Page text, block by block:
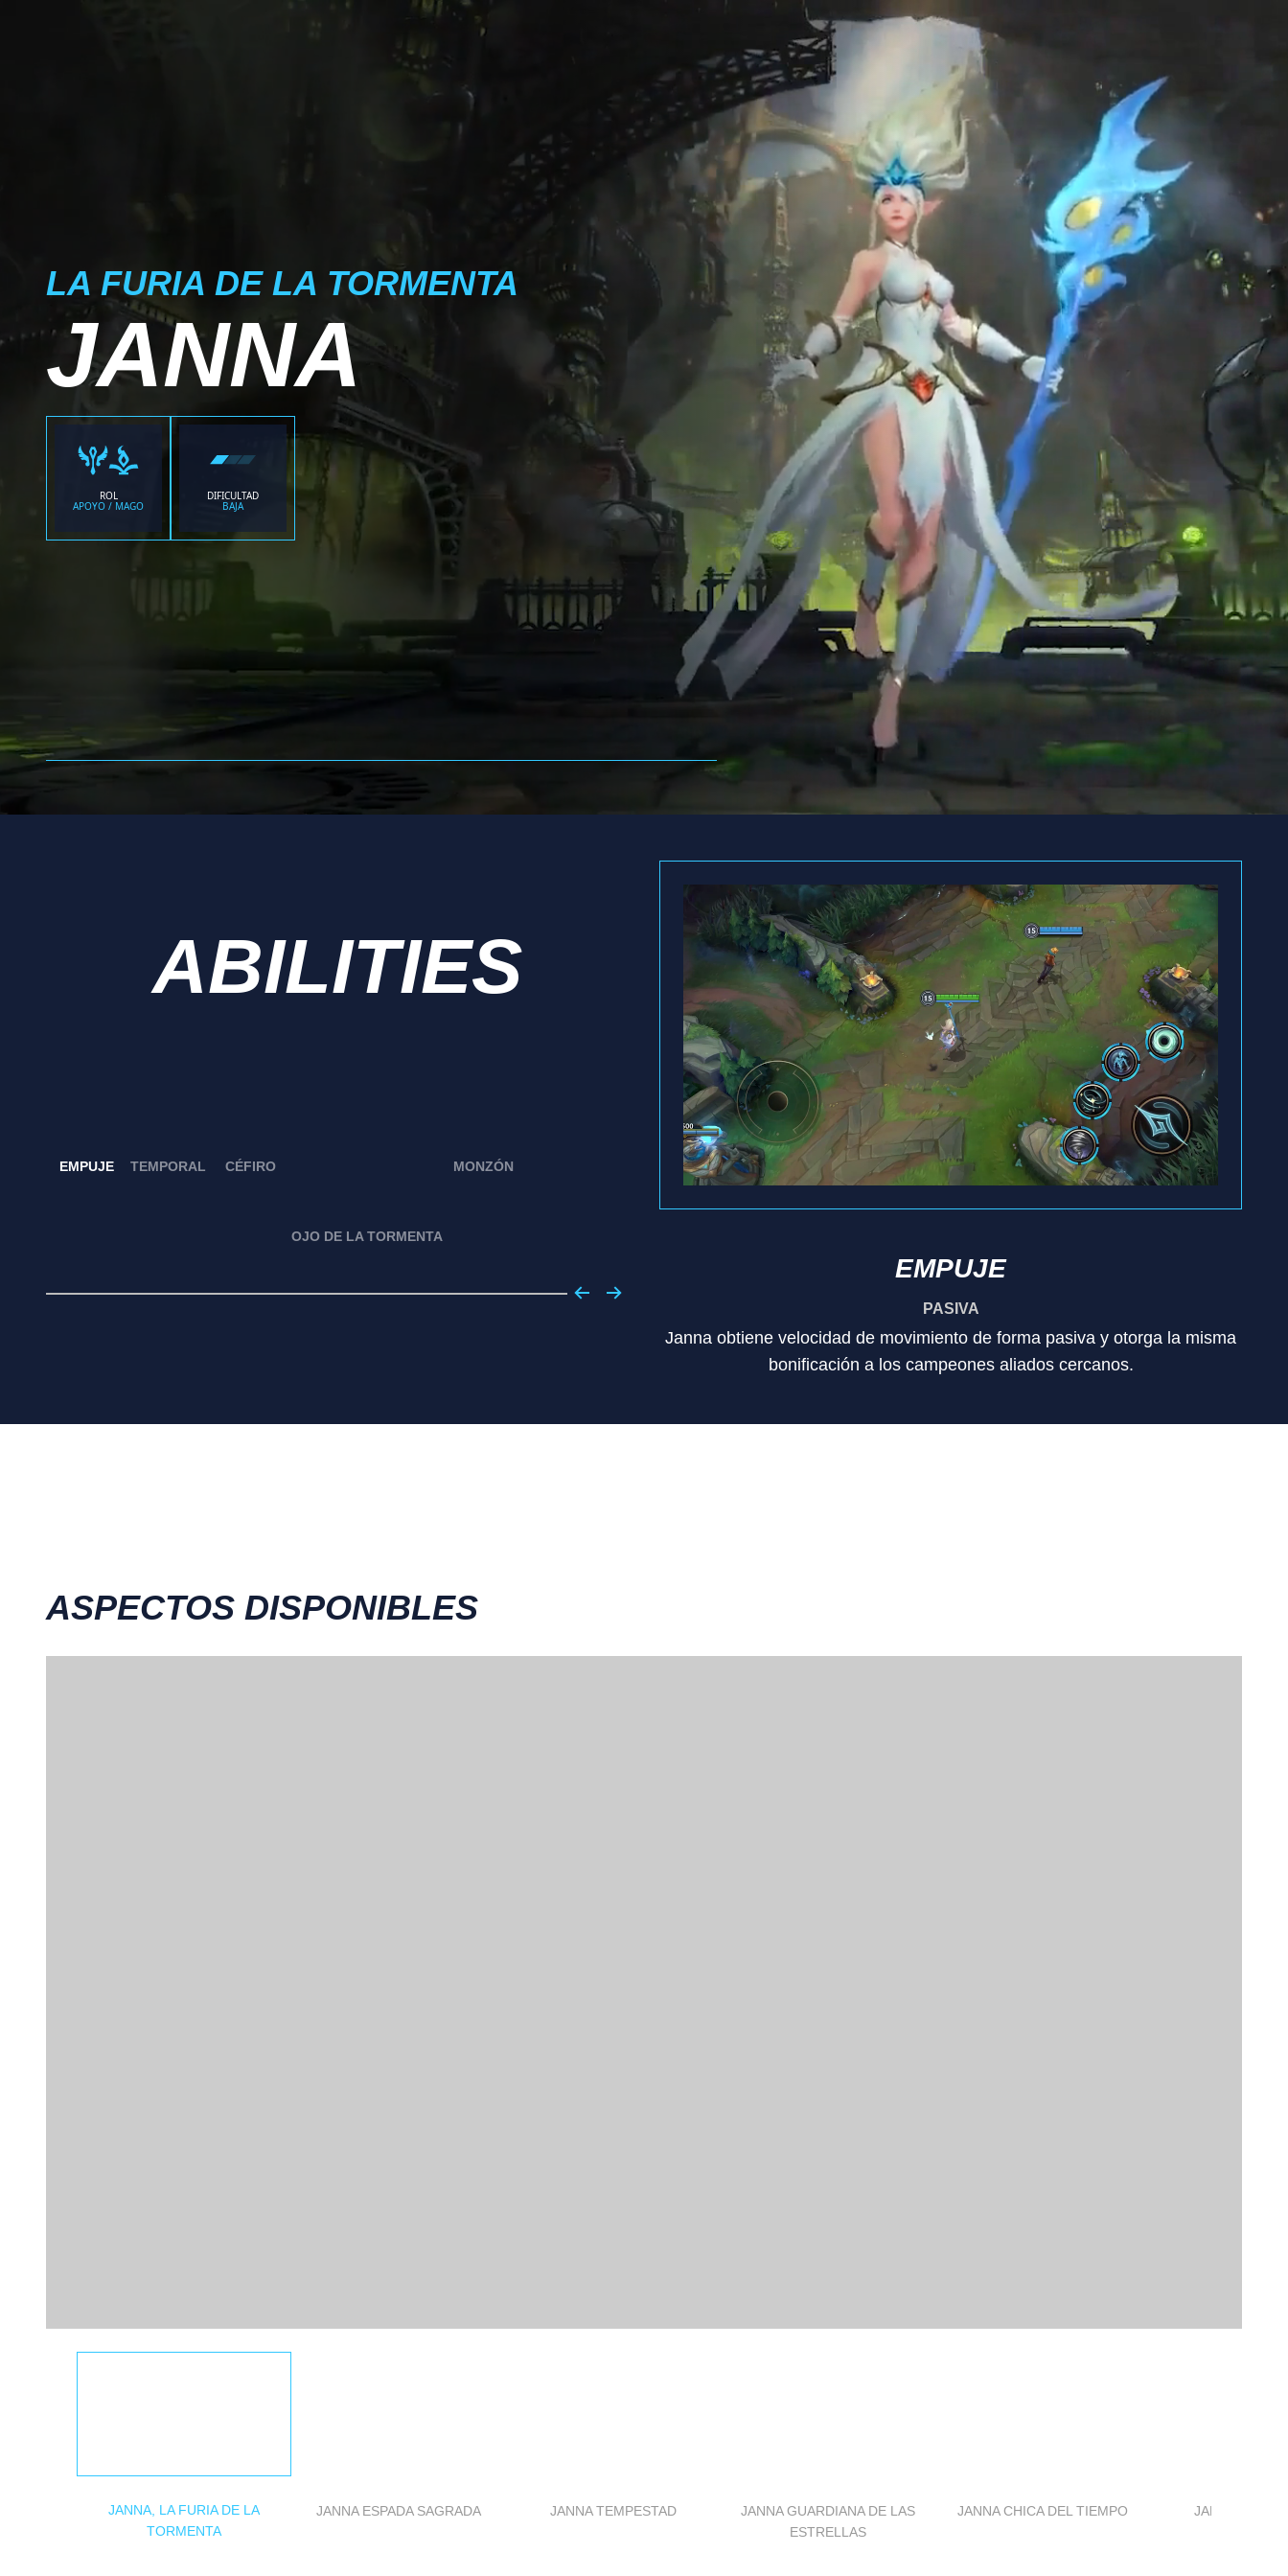
LA FURIA DE LA TORMENTA
JANNA
ROL
APOYO / MAGO
DIFICULTAD
BAJA
ABILITIES
EMPUJE TEMPORAL CÉFIRO
OJO DE LA TORMENTA
MONZÓN
EMPUJE
PASIVA
Janna obtiene velocidad de movimiento de forma pasiva y otorga la misma
bonificación a los campeones aliados cercanos.
ASPECTOS DISPONIBLES
JANNA, LA FURIA DE LA
TORMENTA
JANNA ESPADA SAGRADA JANNA TEMPESTAD
JANNA GUARDIANA DE LAS
ESTRELLAS
JANNA CHICA DEL TIEMPO JANNA